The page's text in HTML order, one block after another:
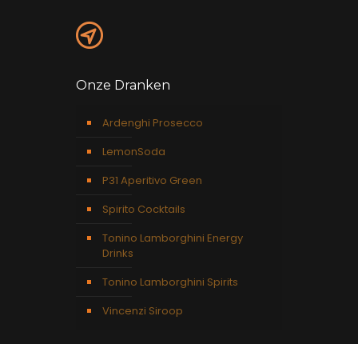
Onze Dranken
Ardenghi Prosecco
LemonSoda
P31 Aperitivo Green
Spirito Cocktails
Tonino Lamborghini Energy
Drinks
Tonino Lamborghini Spirits
Vincenzi Siroop